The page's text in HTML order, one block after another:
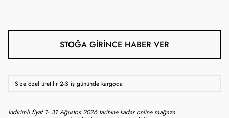
STOĞA GIRINCE HABER VER
Size özel üretilir 2-3 iş gününde kargoda
İndirimli fiyat 1- 31 Ağustos 2026 tarihine kadar online mağaza